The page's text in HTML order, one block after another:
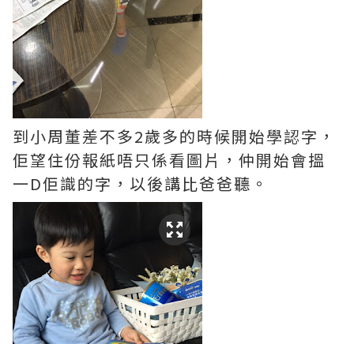
到小周董差不多2歲多的時候開始學認字，
佢望住份報紙唔只係看圖片，仲開始會搵
一D佢識的字，以後講比爸爸聽。